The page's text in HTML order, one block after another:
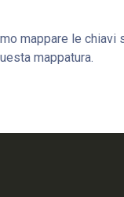
mappare le chiavi
mappatura.